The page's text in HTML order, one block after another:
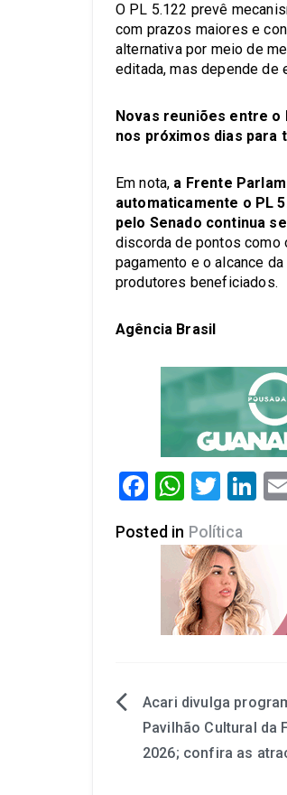
O PL 5.122 prevê
com prazos maiores e
alternativa por meio de
editada, mas depende de
Novas reuniões entre o
nos próximos dias
Em nota, a Frente
automaticamente o PL
pelo Senado continua
discorda de pontos como
pagamento e o alcance
produtores beneficiados.
Agência Brasil
Facebook
Posted in Política
Acari divulga
Pavilhão Cultural da
2026; confira as